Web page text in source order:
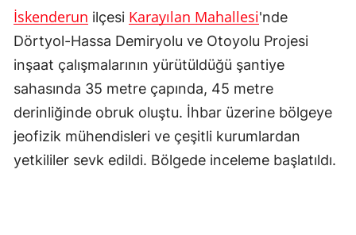
İskenderun ilçesi Karayılan Mahallesi'nde
Dörtyol-Hassa Demiryolu ve Otoyolu Projesi
inşaat çalışmalarının yürütüldüğü şantiye
sahasında 35 metre çapında, 45 metre
derinliğinde obruk oluştu. İhbar üzerine bölgeye
jeofizik mühendisleri ve çeşitli kurumlardan
yetkililer sevk edildi. Bölgede inceleme başlatıldı.